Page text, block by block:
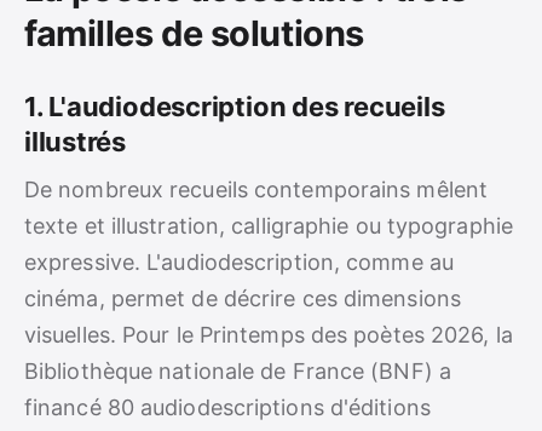
familles de solutions
1. L'audiodescription des recueils
illustrés
De nombreux recueils contemporains mêlent
texte et illustration, calligraphie ou typographie
expressive. L'audiodescription, comme au
cinéma, permet de décrire ces dimensions
visuelles. Pour le Printemps des poètes 2026, la
Bibliothèque nationale de France (BNF) a
financé 80 audiodescriptions d'éditions